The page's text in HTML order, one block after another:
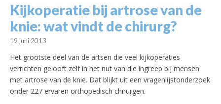
Kijkoperatie bij artrose van de
knie: wat vindt de chirurg?
19 juni 2013
Het grootste deel van de artsen die veel kijkoperaties
verrichten gelooft zelf in het nut van die ingreep bij mensen
met artrose van de knie. Dat blijkt uit een vragenlijstonderzoek
onder 227 ervaren orthopedisch chirurgen.